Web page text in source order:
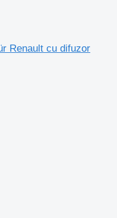
Renault cu difuzor